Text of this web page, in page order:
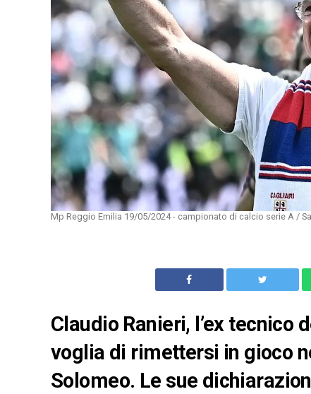
Mp Reggio Emilia 19/05/2024 - campionato di calcio serie A /
Claudio Ranieri, l’ex tecnico
voglia di rimettersi in gioco
Solomeo. Le sue